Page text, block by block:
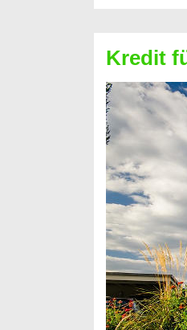
Kredit